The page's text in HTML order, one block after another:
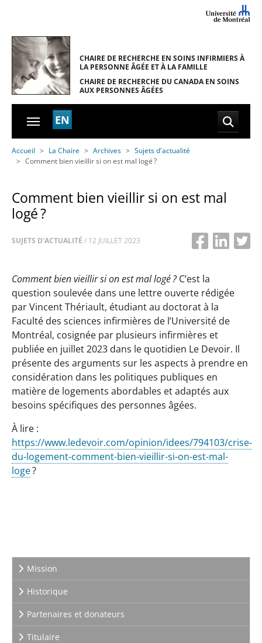
CHAIRE DE RECHERCHE EN SOINS INFIRMIERSÀ
LA PERSONNE ÂGÉE ET À LA FAMILLE
CHAIRE DE RECHERCHE DU CANADA EN SOINS
AUX PERSONNES ÂGÉES
EN
You are here:
Accueil La Chaire Archives
Sujets d'actualité
Comment bien vieillir si on est mal logé ?
Mission
Historique
Partenaires et donateurs
Titulaire
Comment bien vieillir si on est mal
logé ?
SUJETS D'ACTUALITÉ / 12 JUILLET 2023
Comment bien vieillir si on est mal logé ?C’est la
question soulevée dans une lettre ouverte rédigée
par Vincent Thériault, étudiant au doctorat à la
Faculté des sciences infirmières de l’Université de
Montréal, cosignée par plusieurs infirmières et
publiée en juillet 2023 dans le quotidien Le Devoir. Il
présente des arguments sur les aspects à prendre en
considération dans les politiques publiques en
matière de logements abordables et adaptés aux
besoins spécifiques des personnes âgées.
À lire :
https://www.ledevoir.com/opinion/idees/794103/crise-
du-logement-comment-bien-vieillir-si-on-est-mal-
loge?